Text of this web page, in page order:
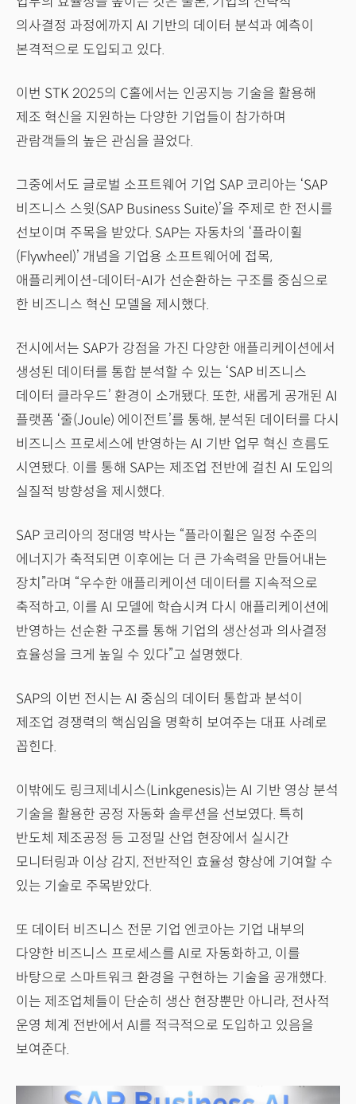
의사결정 과정에까지 AI 기반의 데이터 분석과 예측이
본격적으로 도입되고 있다.
이번 STK 2025의 C홀에서는 인공지능 기술을 활용해
제조 혁신을 지원하는 다양한 기업들이 참가하며
관람객들의 높은 관심을 끌었다.
그중에서도 글로벌 소프트웨어 기업 SAP 코리아는 ‘SAP
비즈니스 스윗(SAP Business Suite)’을 주제로 한 전시를
선보이며 주목을 받았다. SAP는 자동차의 ‘플라이휠
(Flywheel)’ 개념을 기업용 소프트웨어에 접목,
애플리케이션-데이터-AI가 선순환하는 구조를 중심으로
한 비즈니스 혁신 모델을 제시했다.
전시에서는 SAP가 강점을 가진 다양한 애플리케이션에서
생성된 데이터를 통합 분석할 수 있는 ‘SAP 비즈니스
데이터 클라우드’ 환경이 소개됐다. 또한, 새롭게 공개된 AI
플랫폼 ‘줄(Joule) 에이전트’를 통해, 분석된 데이터를 다시
비즈니스 프로세스에 반영하는 AI 기반 업무 혁신 흐름도
시연됐다. 이를 통해 SAP는 제조업 전반에 걸친 AI 도입의
실질적 방향성을 제시했다.
SAP 코리아의 정대영 박사는 “플라이휠은 일정 수준의
에너지가 축적되면 이후에는 더 큰 가속력을 만들어내는
장치”라며 “우수한 애플리케이션 데이터를 지속적으로
축적하고, 이를 AI 모델에 학습시켜 다시 애플리케이션에
반영하는 선순환 구조를 통해 기업의 생산성과 의사결정
효율성을 크게 높일 수 있다”고 설명했다.
SAP의 이번 전시는 AI 중심의 데이터 통합과 분석이
제조업 경쟁력의 핵심임을 명확히 보여주는 대표 사례로
꼽힌다.
이밖에도 링크제네시스(Linkgenesis)는 AI 기반 영상 분석
기술을 활용한 공정 자동화 솔루션을 선보였다. 특히
반도체 제조공정 등 고정밀 산업 현장에서 실시간
모니터링과 이상 감지, 전반적인 효율성 향상에 기여할 수
있는 기술로 주목받았다.
또 데이터 비즈니스 전문 기업 엔코아는 기업 내부의
다양한 비즈니스 프로세스를 AI로 자동화하고, 이를
바탕으로 스마트워크 환경을 구현하는 기술을 공개했다.
이는 제조업체들이 단순히 생산 현장뿐만 아니라, 전사적
운영 체계 전반에서 AI를 적극적으로 도입하고 있음을
보여준다.